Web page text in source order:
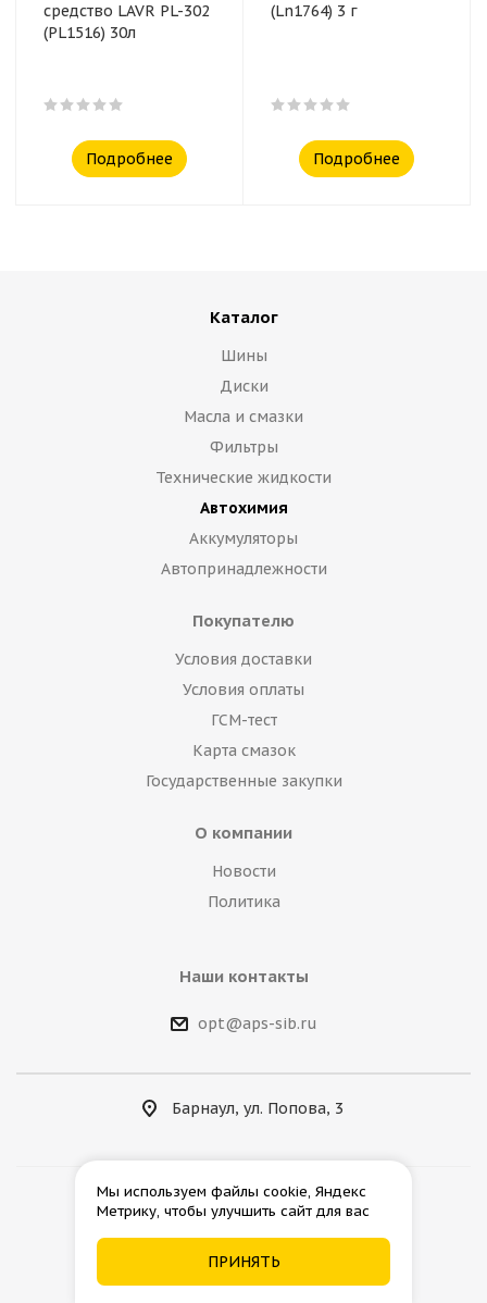
средство LAVR PL-302
(PL1516) 30л
Подробнее
(Ln1764) 3 г
Подробнее
Каталог
Шины
Диски
Масла и смазки
Фильтры
Технические жидкости
Автохимия
Аккумуляторы
Автопринадлежности
Покупателю
Условия доставки
Условия оплаты
ГСМ-тест
Карта смазок
Государственные закупки
О компании
Новости
Политика
Наши контакты
opt@aps-sib.ru
Барнаул, ул. Попова, 3
2026 © АгроПромСнаб
Мы используем файлы cookie, Яндекс
Метрику, чтобы улучшить сайт для вас
ПРИНЯТЬ